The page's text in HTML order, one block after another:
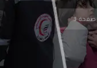
صفحة 3